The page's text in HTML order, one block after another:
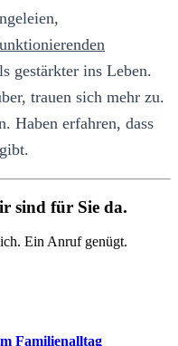
gestärkter ins Leben.
trauen sich mehr zu.
Haben erfahren, dass
sind für Sie da.
Ein Anruf genügt.
Familienalltag